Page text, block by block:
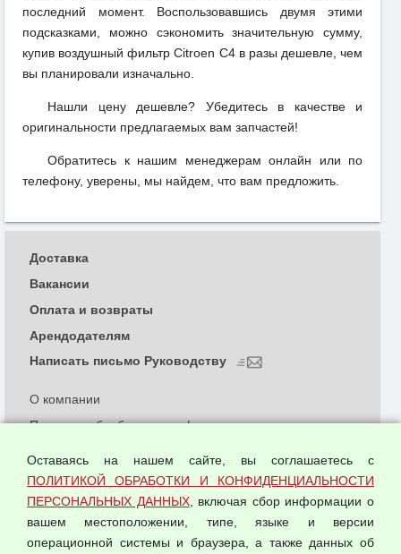
последний момент. Воспользовавшись двумя этими
подсказками, можно сэкономить значительную сумму,
купив воздушный фильтр Citroen C4 в разы дешевле, чем
вы планировали изначально.
Нашли цену дешевле? Убедитесь в качестве и
оригинальности предлагаемых вам запчастей!
Обратитесь к нашим менеджерам онлайн или по
телефону, уверены, мы найдем, что вам предложить.
О компании
Политика обработки и конфиденциальности
Согласием на обработку персональных данных
Оферта оптовой купли-продажи
Публичная оферта
Доставка
Вакансии
Оплата и возвраты
Арендодателям
Написать письмо Руководству
Оставаясь на нашем сайте, вы соглашаетесь с
ПОЛИТИКОЙ ОБРАБОТКИ И КОНФИДЕНЦИАЛЬНОСТИ
ПЕРСОНАЛЬНЫХ ДАННЫХ, включая сбор информации о
вашем местоположении, типе, языке и версии
операционной системы и браузера, а также данных об